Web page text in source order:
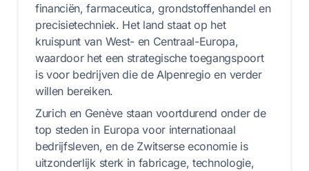
financiën, farmaceutica, grondstoffenhandel en
precisietechniek. Het land staat op het
kruispunt van West- en Centraal-Europa,
waardoor het een strategische toegangspoort
is voor bedrijven die de Alpenregio en verder
willen bereiken.
Zurich en Genève staan voortdurend onder de
top steden in Europa voor internationaal
bedrijfsleven, en de Zwitserse economie is
uitzonderlijk sterk in fabricage, technologie,